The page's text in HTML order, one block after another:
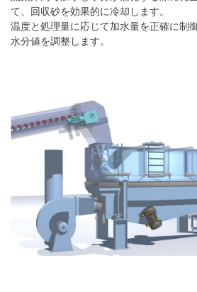
て、回収砂を効果的に冷却します。
温度と処理量に応じて加水量を正確に制
水分値を調整します。